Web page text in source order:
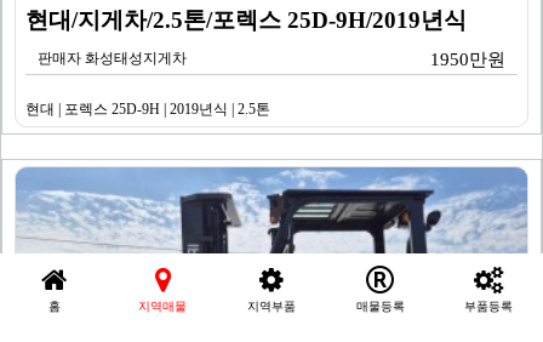
현대/지게차/2.5톤/포렉스 25D-9H/2019년식
판매자 화성태성지게차 1950만원
현대 | 포렉스 25D-9H | 2019년식 | 2.5톤
홈 지역매물 지역부품 매물등록 부품등록